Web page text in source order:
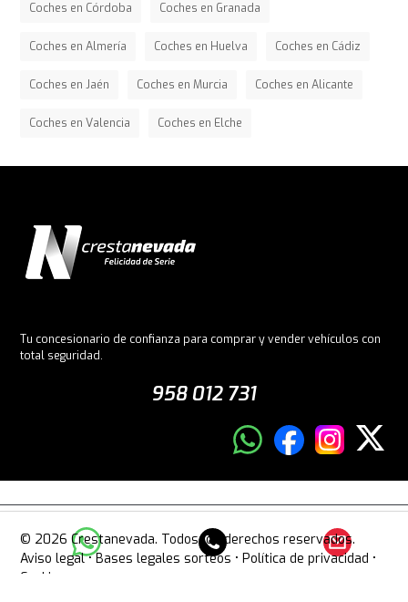
Coches en Córdoba Coches en Granada
Coches en Almería Coches en Huelva Coches en Cádiz
Coches en Jaén Coches en Murcia Coches en Alicante
Coches en Valencia Coches en Elche
Tu concesionario de confianza para comprar y vender vehículos con
total seguridad.
958 012 731
© 2026 Crestanevada. Todos los derechos reservados.
Aviso legal•Bases legales sorteos •Política de privacidad •
Cookies